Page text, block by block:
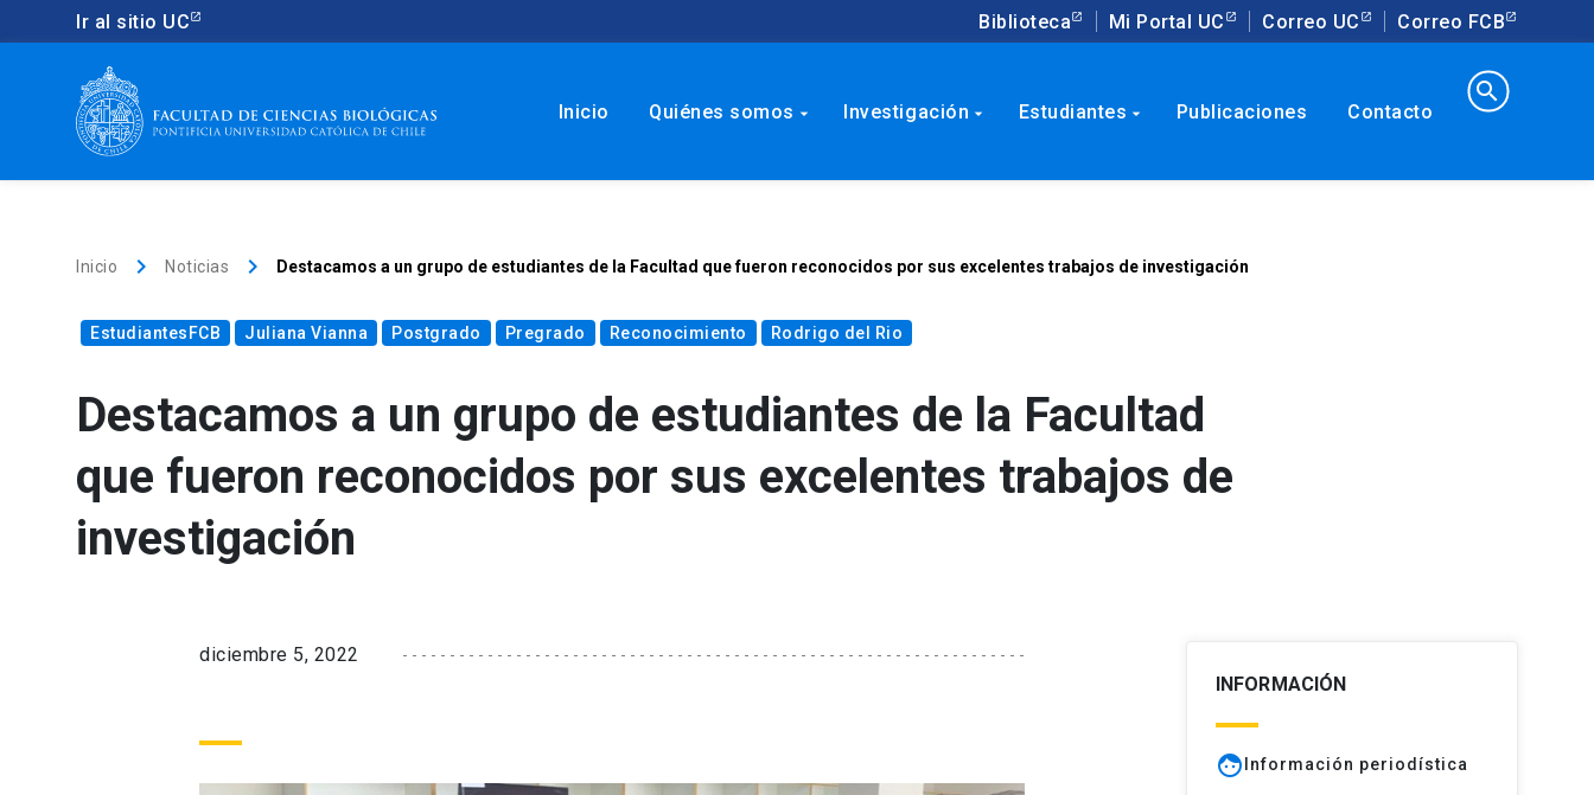
Ir al sitio UC Biblioteca Mi Portal UC Correo UC Correo FCB
Inicio Quiénes somos arrow_drop_down Investigación arrow_drop_down Estudiantes arrow_drop_down Publicaciones Contacto
search
Inicio keyboard_arrow_right Noticias keyboard_arrow_right Destacamos a un grupo de estudiantes de la Facultad que fueron reconocidos por sus excelentes trabajos de investigación
EstudiantesFCB Juliana Vianna Postgrado Pregrado Reconocimiento Rodrigo del Rio
Destacamos a un grupo de estudiantes de la Facultad
que fueron reconocidos por sus excelentes trabajos de
investigación
diciembre 5, 2022
INFORMACIÓN
face Información periodística